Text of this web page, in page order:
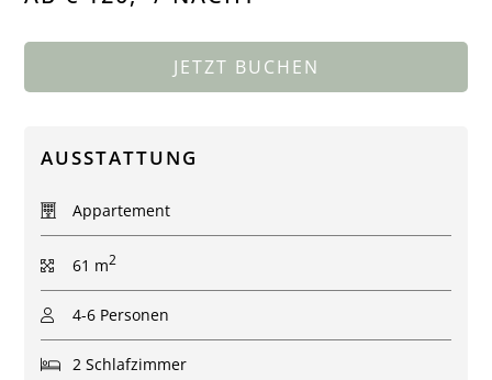
JETZT BUCHEN
AUSSTATTUNG
Appartement
61 m2
4-6 Personen
2 Schlafzimmer